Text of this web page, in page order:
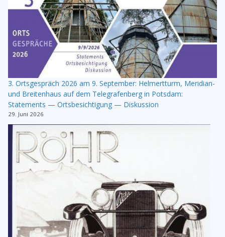
3. Ortsgespräch 2026 am 9. September: Helmertturm, Meridian-
und Breitenhaus auf dem Telegrafenberg in Potsdam:
Statements — Ortsbesichtigung — Diskussion
29. Juni 2026